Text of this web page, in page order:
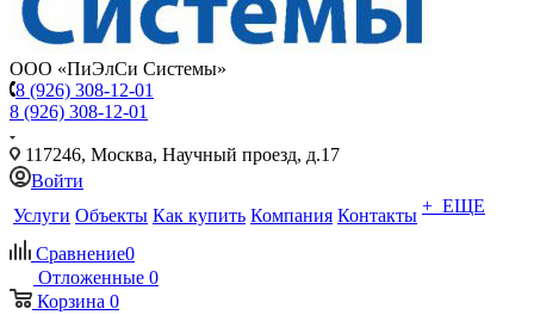
ООО «ПиЭлСи Системы»
8 (926) 308-12-01
8 (926) 308-12-01
117246, Москва, Научный проезд, д.17
Войти
Услуги Объекты Как купить Компания Контакты + ЕЩЕ
Сравнение0
Отложенные 0
Корзина 0